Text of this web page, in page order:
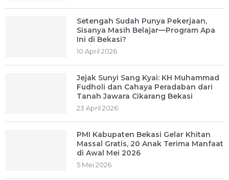
Setengah Sudah Punya Pekerjaan,
Sisanya Masih Belajar—Program Apa
Ini di Bekasi?
10 April 2026
Jejak Sunyi Sang Kyai: KH Muhammad
Fudholi dan Cahaya Peradaban dari
Tanah Jawara Cikarang Bekasi
23 April 2026
PMI Kabupaten Bekasi Gelar Khitan
Massal Gratis, 20 Anak Terima Manfaat
di Awal Mei 2026
5 Mei 2026